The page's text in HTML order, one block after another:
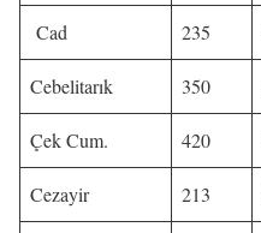
Cad 235
Cebelitarık 350
Çek Cum. 420
Cezayir 213